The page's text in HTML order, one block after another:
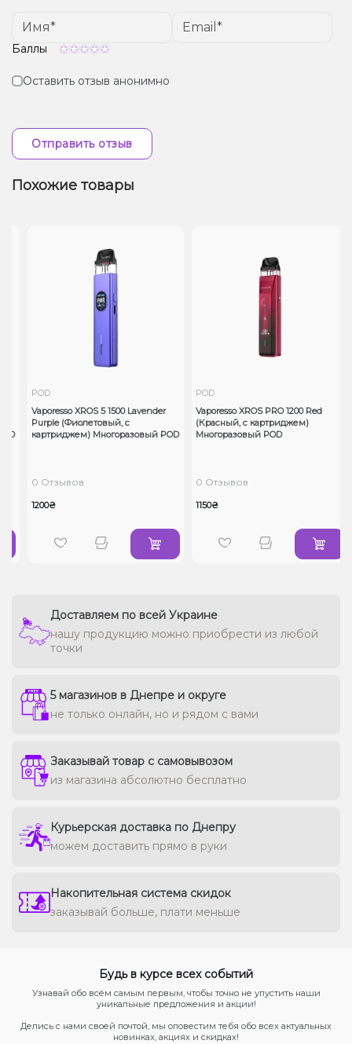
Баллы
Оставить отзыв анонимно
Отправить отзыв
Похожие товары
POD
Vaporesso XROS 5 1500 Lavender
Purple (Фиолетовый, с
картриджем) Многоразовый POD
0 Отзывов
1200₴
POD
Vaporesso XROS PRO 1200 Red
(Красный, с картриджем)
Многоразовый POD
0 Отзывов
1150₴
Доставляем по всей Украине
нашу продукцию можно приобрести из любой
точки
5 магазинов в Днепре и округе
не только онлайн, но и рядом с вами
Заказывай товар с самовывозом
из магазина абсолютно бесплатно
Курьерская доставка по Днепру
можем доставить прямо в руки
Накопительная система скидок
заказывай больше, плати меньше
Будь в курсе всех событий
Узнавай обо всём самым первым, чтобы точно не упустить наши
уникальные предложения и акции!
Делись с нами своей почтой, мы оповестим тебя обо всех актуальных
новинках, акциях и скидках!